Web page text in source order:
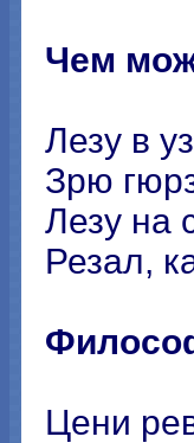
Чем
Лезу в
Зрю
Лезу на
Резал,
Цени